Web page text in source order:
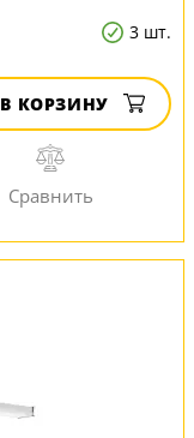
3 шт.
В КОРЗИНУ